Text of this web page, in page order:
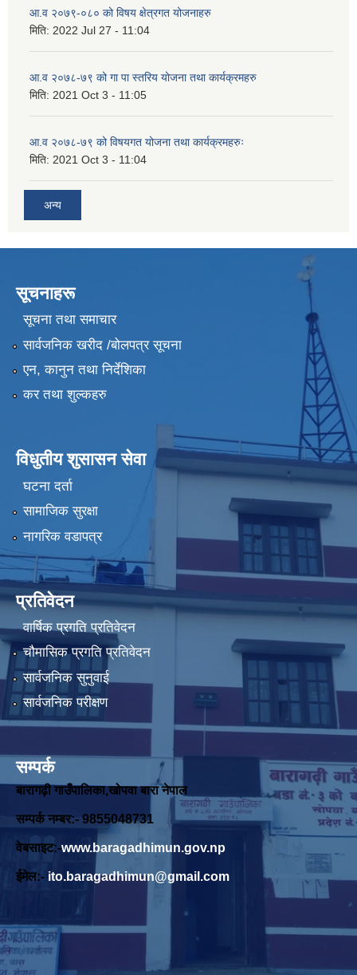
आ.व २०७९-०८० को विषय क्षेत्रगत योजनाहरु
मिति: 2022 Jul 27 - 11:04
आ.व २०७८-७९ को गा पा स्तरिय योजना तथा कार्यक्रमहरु
मिति: 2021 Oct 3 - 11:05
आ.व २०७८-७९ को विषयगत योजना तथा कार्यक्रमहरुः
मिति: 2021 Oct 3 - 11:04
अन्य
सूचनाहरू
सूचना तथा समाचार
सार्वजनिक खरीद /बोलपत्र सूचना
एन, कानुन तथा निर्देशिका
कर तथा शुल्कहरु
विधुतीय शुसासन सेवा
घटना दर्ता
सामाजिक सुरक्षा
नागरिक वडापत्र
प्रतिवेदन
वार्षिक प्रगति प्रतिवेदन
चौमासिक प्रगति प्रतिवेदन
सार्वजनिक सुनुवाई
सार्वजनिक परीक्षण
सम्पर्क
बारागढ़ी गाउँपालिका,खोपवा बारा नेपाल
सम्पर्क नम्बर:- 9855048731
वेबसाइट:-www.baragadhimun.gov.np
ईमेल:- ito.baragadhimun@gmail.com